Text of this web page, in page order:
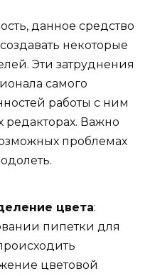
данное средство
некоторые
Эти затруднения
самого
работы с ним
редакторах. Важно
проблемах
цвета:
пипетки для
цветовой